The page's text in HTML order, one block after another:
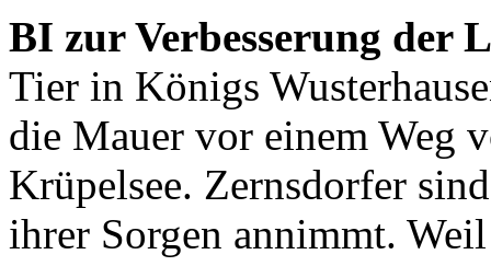
BI zur Verbesserung der
Tier in Königs
die Mauer vor einem Weg
Krüpelsee. Zernsdorfer
ihrer Sorgen annimmt.